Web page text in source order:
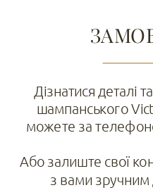
Дізнатися деталі
шампанського
можете за
Або залиште свої
з вами зручним